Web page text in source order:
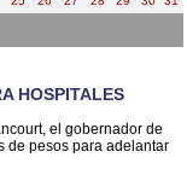
HOSPITALES
el gobernador de
de pesos para adelantar